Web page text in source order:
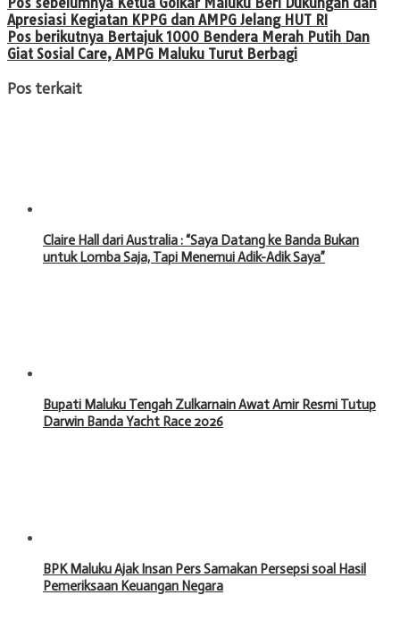
Pos sebelumnya Ketua Golkar Maluku Beri Dukungan dan
Apresiasi Kegiatan KPPG dan AMPG Jelang HUT RI
Pos berikutnya Bertajuk 1000 Bendera Merah Putih Dan
Giat Sosial Care, AMPG Maluku Turut Berbagi
Pos terkait
Claire Hall dari Australia : “Saya Datang ke Banda Bukan
untuk Lomba Saja, Tapi Menemui Adik-Adik Saya”
Bupati Maluku Tengah Zulkarnain Awat Amir Resmi Tutup
Darwin Banda Yacht Race 2026
BPK Maluku Ajak Insan Pers Samakan Persepsi soal Hasil
Pemeriksaan Keuangan Negara